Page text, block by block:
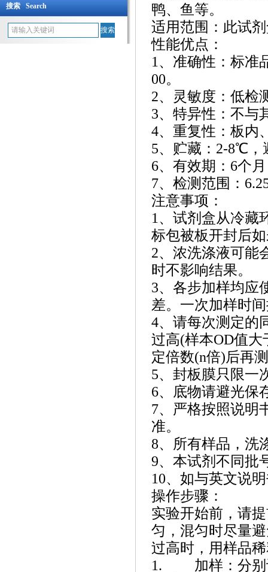
搜索 Search
鸭、鱼等。
适用范围：此试
性能优点：
1、准确性：标准
00。
2、灵敏度：低检
3、特异性：不与
4、重复性：板内
5、贮藏：2-8℃，
6、有效期：6个月
7、检测范围：
注意事项：
1、试剂盒从冷藏
标包被板开封后
2、浓洗涤液可能
时不影响结果。
3、各步加样均应
差。一次加样时
4、请每次测定的
过高(样本OD值
定倍数(n倍)后再
5、封板膜只限一
6、底物请避光保
7、严格按照说明
准。
8、所有样品，洗
9、本试剂不同批
10、如与英文说
操作步骤：
实验开始前，请
匀，混匀时尽量
过高时，用样品
1. 加样：分别设